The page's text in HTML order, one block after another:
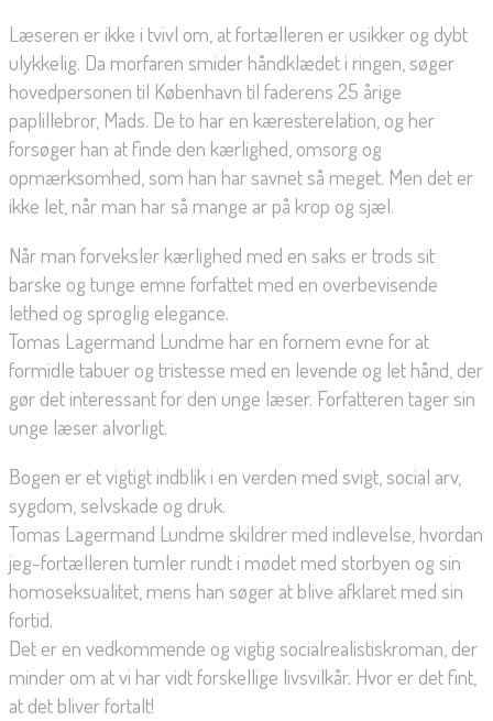
Læseren er ikke i tvivl om, at fortælleren er usikker og dybt
ulykkelig. Da morfaren smider håndklædet i ringen, søger
hovedpersonen til København til faderens 25 årige
paplillebror, Mads. De to har en kæresterelation, og her
forsøger han at finde den kærlighed, omsorg og
opmærksomhed, som han har savnet så meget. Men det er
ikke let, når man har så mange ar på krop og sjæl.
Når man forveksler kærlighed med en saks er trods sit
barske og tunge emne forfattet med en overbevisende
lethed og sproglig elegance.
Tomas Lagermand Lundme har en fornem evne for at
formidle tabuer og tristesse med en levende og let hånd, der
gør det interessant for den unge læser. Forfatteren tager sin
unge læser alvorligt.
Bogen er et vigtigt indblik i en verden med svigt, social arv,
sygdom, selvskade og druk.
Tomas Lagermand Lundme skildrer med indlevelse, hvordan
jeg-fortælleren tumler rundt i mødet med storbyen og sin
homoseksualitet, mens han søger at blive afklaret med sin
fortid.
Det er en vedkommende og vigtig socialrealistiskroman, der
minder om at vi har vidt forskellige livsvilkår. Hvor er det fint,
at det bliver fortalt!